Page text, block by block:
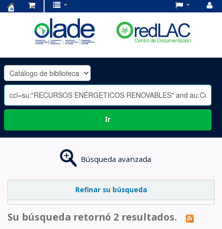
OLADE
-
Ir
Búsqueda avanzada
Refinar su búsqueda
Su búsqueda retornó 2 resultados.